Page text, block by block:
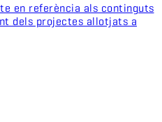
en referència als continguts
dels projectes allotjats a